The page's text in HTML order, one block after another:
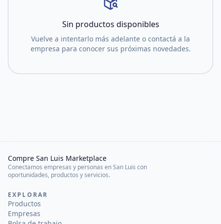
Sin productos disponibles
Vuelve a intentarlo más adelante o contactá a la
empresa para conocer sus próximas novedades.
Compre San Luis Marketplace
Conectamos empresas y personas en San Luis con
oportunidades, productos y servicios.
EXPLORAR
Productos
Empresas